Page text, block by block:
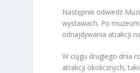
Następnie odwiedź
wystawach. Po
odnajdywania atrakcji
W ciągu drugiego dnia
atrakcji okolicznych,